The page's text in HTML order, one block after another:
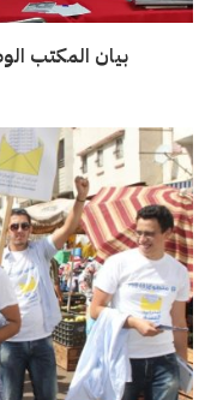
بيان المكتب